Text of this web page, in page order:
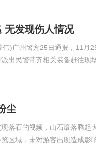
无发现伤人情况
)广州警方25日通报，11月
出民警带齐相关装备赶往现
尘
落石的视频，山石滚落腾
区域，未对游客出现造成影